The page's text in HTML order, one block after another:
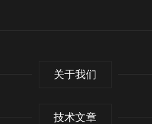
关于我们
技术文章